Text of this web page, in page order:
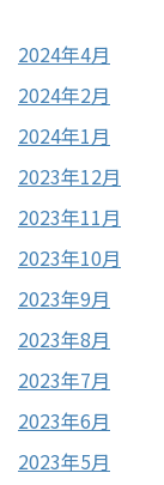
2024年4月
2024年2月
2024年1月
2023年12月
2023年11月
2023年10月
2023年9月
2023年8月
2023年7月
2023年6月
2023年5月